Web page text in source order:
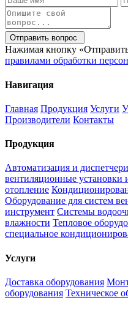
Отправить вопрос
Нажимая кнопку
правилами обработки
Навигация
Главная Продукция Услуги
Производители Контакты
Продукция
Автоматизация и
вентиляционные установки
отопление
Оборудование для систем
инструмент Системы
влажности Тепловое
специальное
Услуги
Доставка оборудования
оборудования Техническое